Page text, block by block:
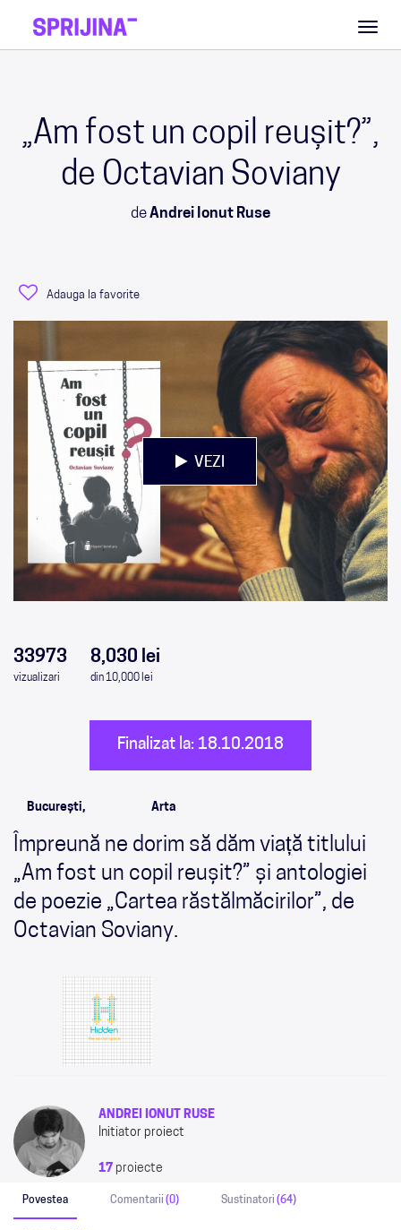
„Am fost un copil reușit?”,
de Octavian Soviany
deAndrei Ionut Ruse
Adauga la favorite
VEZI
33973
vizualizari
8,030 lei
din 10,000 lei
Finalizat la: 18.10.2018
București, Arta
Împreună ne dorim să dăm viață titlului
„Am fost un copil reușit?” și antologiei
de poezie „Cartea răstălmăcirilor”, de
Octavian Soviany.
ANDREI IONUT RUSE
Initiator proiect
17 proiecte
Povestea Comentarii (0) Sustinatori (64)